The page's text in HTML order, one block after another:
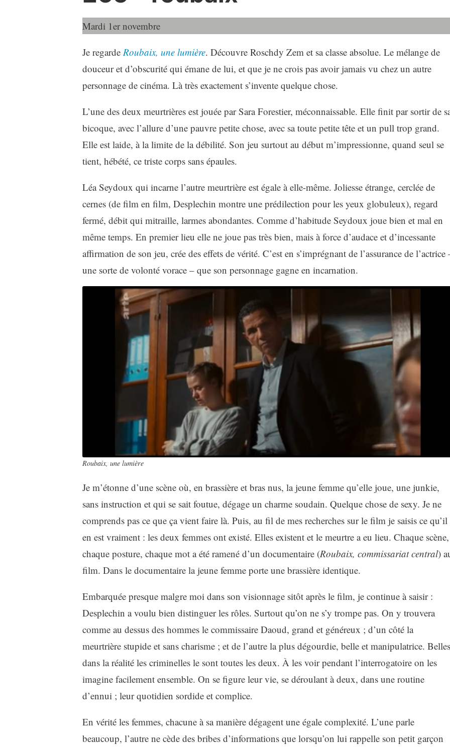
Mardi 1er novembre
Je regarde Roubaix, une lumière. Découvre Roschdy Zem et sa classe absolue. Le mélange de
douceur et d’obscurité qui émane de lui, et que je ne crois pas avoir jamais vu chez un autre
personnage de cinéma. Là très exactement s’invente quelque chose.
L’une des deux meurtrières est jouée par Sara Forestier, méconnaissable. Elle finit par sortir de
bicoque, avec l’allure d’une pauvre petite chose, avec sa toute petite tête et un pull trop grand.
Elle est laide, à la limite de la débilité. Son jeu surtout au début m’impressionne, quand seul se
tient, hébété, ce triste corps sans épaules.
Léa Seydoux qui incarne l’autre meurtrière est égale à elle-même. Joliesse étrange, cerclée de
cernes (de film en film, Desplechin montre une prédilection pour les yeux globuleux), regard
fermé, débit qui mitraille, larmes abondantes. Comme d’habitude Seydoux joue bien et mal en
même temps. En premier lieu elle ne joue pas très bien, mais à force d’audace et d’incessante
affirmation de son jeu, crée des effets de vérité. C’est en s’imprégnant de l’assurance de l’actrice
une sorte de volonté vorace – que son personnage gagne en incarnation.
Roubaix, une lumière
Je m’étonne d’une scène où, en brassière et bras nus, la jeune femme qu’elle joue, une junkie,
sans instruction et qui se sait foutue, dégage un charme soudain. Quelque chose de sexy. Je ne
comprends pas ce que ça vient faire là. Puis, au fil de mes recherches sur le film je saisis ce qu’il
en est vraiment : les deux femmes ont existé. Elles existent et le meurtre a eu lieu. Chaque scène,
chaque posture, chaque mot a été ramené d’un documentaire (Roubaix, commissariat central)
film. Dans le documentaire la jeune femme porte une brassière identique.
Embarquée presque malgre moi dans son visionnage sitôt après le film, je continue à saisir :
Desplechin a voulu bien distinguer les rôles. Surtout qu’on ne s’y trompe pas. On y trouvera
comme au dessus des hommes le commissaire Daoud, grand et généreux ; d’un côté la
meurtrière stupide et sans charisme ; et de l’autre la plus dégourdie, belle et manipulatrice.
dans la réalité les criminelles le sont toutes les deux. À les voir pendant l’interrogatoire on les
imagine facilement ensemble. On se figure leur vie, se déroulant à deux, dans une routine
d’ennui ; leur quotidien sordide et complice.
En vérité les femmes, chacune à sa manière dégagent une égale complexité. L’une parle
beaucoup, l’autre ne cède des bribes d’informations que lorsqu’on lui rappelle son petit garçon